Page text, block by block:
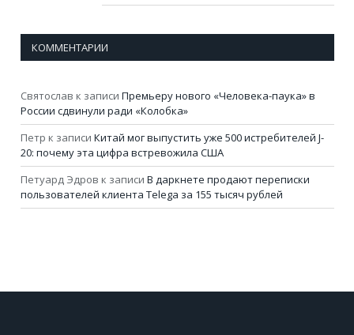
КОММЕНТАРИИ
Святослав к записи Премьеру нового «Человека-паука» в
России сдвинули ради «Колобка»
Петр к записи Китай мог выпустить уже 500 истребителей J-
20: почему эта цифра встревожила США
Петуард Эдров к записи В даркнете продают переписки
пользователей клиента Telega за 155 тысяч рублей